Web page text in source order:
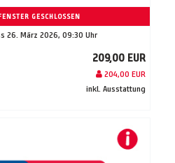
GESCHLOSSEN
26. März 2026, 09:30 Uhr
209,00 EUR
204,00 EUR
inkl. Ausstattung